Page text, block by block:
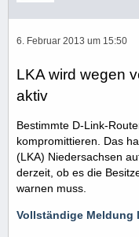
6. Februar 2013 um 15:50
LKA wird wegen
aktiv
Bestimmte D-Link-
kompromittieren. Das
(LKA) Niedersachsen
derzeit, ob es die
warnen muss.
Vollständige Meldung